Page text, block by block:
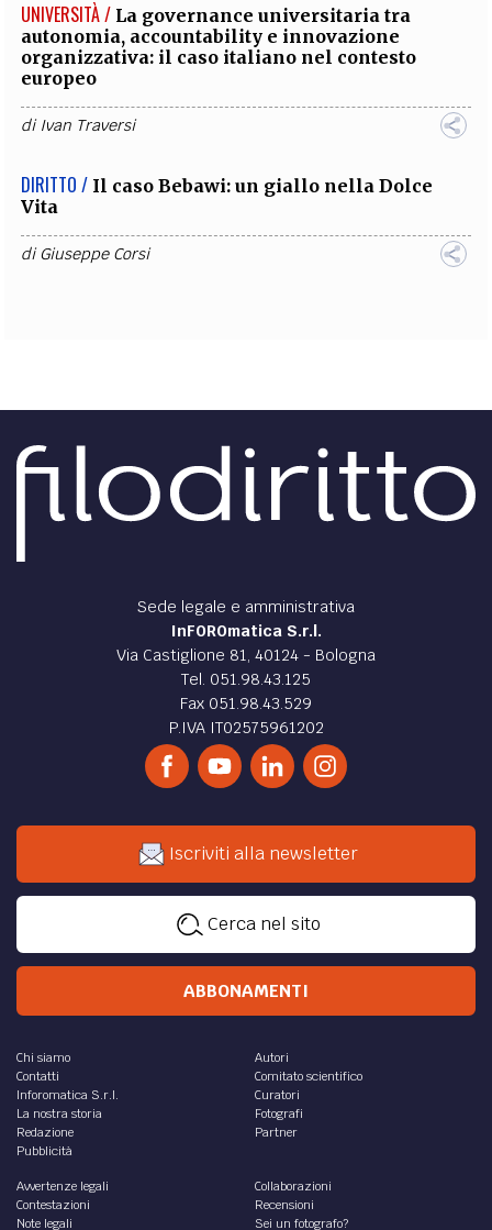
UNIVERSITÀ / La governance universitaria tra
autonomia, accountability e innovazione
organizzativa: il caso italiano nel contesto
europeo
di Ivan Traversi
DIRITTO / Il caso Bebawi: un giallo nella Dolce
Vita
diGiuseppe Corsi
Sede legale e amministrativa
InFOROmatica S.r.l.
Via Castiglione 81, 40124 - Bologna
Tel. 051.98.43.125
Fax 051.98.43.529
P.IVA IT02575961202
Iscriviti alla newsletter
Cerca nel sito
ABBONAMENTI
Chi siamo
Contatti
Inforomatica S.r.l.
La nostra storia
Redazione
Pubblicità
Autori
Comitato scientifico
Curatori
Fotografi
Partner
Avvertenze legali
Contestazioni
Note legali
Collaborazioni
Recensioni
Sei un fotografo?